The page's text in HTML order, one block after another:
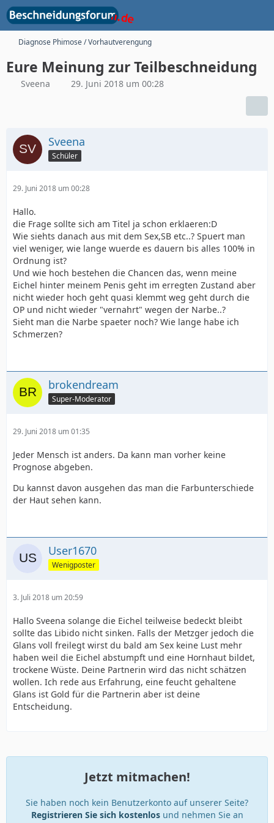
Diagnose Phimose / Vorhautverengung
Eure Meinung zur Teilbeschneidung
Sveena 29. Juni 2018 um 00:28
Sveena
Schüler
29. Juni 2018 um 00:28
Hallo.
die Frage sollte sich am Titel ja schon erklaeren:D
Wie siehts danach aus mit dem Sex,SB etc..? Spuert man
viel weniger, wie lange wuerde es dauern bis alles 100% in
Ordnung ist?
Und wie hoch bestehen die Chancen das, wenn meine
Eichel hinter meinem Penis geht im erregten Zustand aber
nicht wieder hoch geht quasi klemmt weg geht durch die
OP und nicht wieder "vernahrt" wegen der Narbe..?
Sieht man die Narbe spaeter noch? Wie lange habe ich
Schmerzen?
brokendream
Super-Moderator
29. Juni 2018 um 01:35
Jeder Mensch ist anders. Da kann man vorher keine
Prognose abgeben.
Du kannst davon ausgehen das man die Farbunterschiede
der Haut sehen kann.
User1670
Wenigposter
3. Juli 2018 um 20:59
Hallo Sveena solange die Eichel teilweise bedeckt bleibt
sollte das Libido nicht sinken. Falls der Metzger jedoch die
Glans voll freilegt wirst du bald am Sex keine Lust mehr
haben weil die Eichel abstumpft und eine Hornhaut bildet,
trockene Wüste. Deine Partnerin wird das nicht schätzen
wollen. Ich rede aus Erfahrung, eine feucht gehaltene
Glans ist Gold für die Partnerin aber ist deine
Entscheidung.
Jetzt mitmachen!
Sie haben noch kein Benutzerkonto auf unserer Seite?
Registrieren Sie sich kostenlosund nehmen Sie an